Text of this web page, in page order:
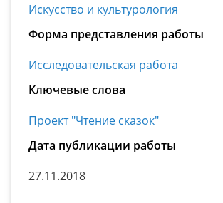
Искусство и культурология
Форма представления работы
Исследовательская работа
Ключевые слова
Проект "Чтение сказок"
Дата публикации работы
27.11.2018